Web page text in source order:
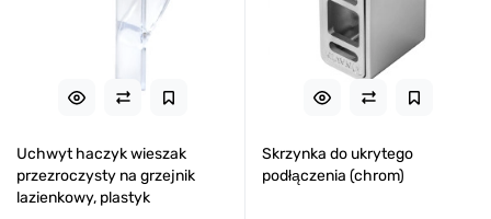
Uchwyt haczyk wieszak
przezroczysty na grzejnik
lazienkowy, plastyk
Skrzynka do ukrytego
podłączenia (chrom)